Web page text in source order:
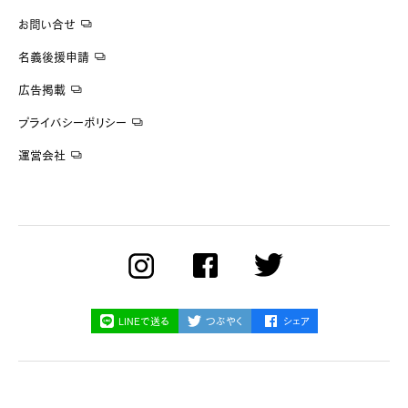
お問い合せ
名義後援申請
広告掲載
プライバシーポリシー
運営会社
LINEで送る つぶやく シェア